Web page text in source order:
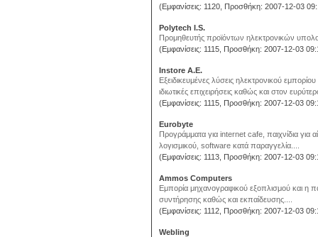
(Εμφανίσεις: 1120, Προσθήκη: 2007-12-03
Polytech I.S.
Προμηθευτής προϊόντων ηλεκτρονικών
(Εμφανίσεις: 1115, Προσθήκη: 2007-12-03
Instore A.E.
Εξειδικευμένες λύσεις ηλεκτρονικού
ιδιωτικές επιχειρήσεις καθώς και στον
(Εμφανίσεις: 1115, Προσθήκη: 2007-12-03
Eurobyte
Προγράμματα για internet cafe, παιχνίδια για
λογισμικού, software κατά παραγγελία....
(Εμφανίσεις: 1113, Προσθήκη: 2007-12-03
Ammos Computers
Εμπορία μηχανογραφικού εξοπλισμού και η
συντήρησης καθώς και εκπαίδευσης....
(Εμφανίσεις: 1112, Προσθήκη: 2007-12-03
Webling